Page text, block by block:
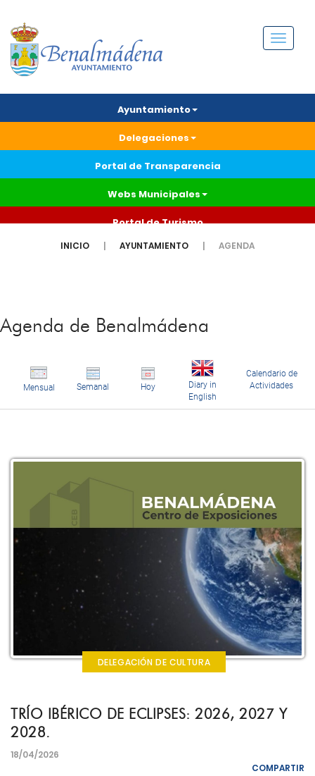
Menú
Ayuntamiento
Delegaciones
Portal de Transparencia
Webs Municipales
Portal de Turismo
INICIO AYUNTAMIENTO AGENDA
Agenda de Benalmádena
Mensual Semanal Hoy
Diary in
English
Calendario de
Actividades
DELEGACIÓN DE CULTURA
TRÍO IBÉRICO DE ECLIPSES: 2026, 2027 Y
2028.
18/04/2026
COMPARTIR